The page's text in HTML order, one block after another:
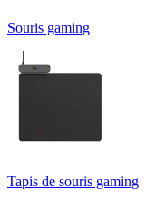
Souris gaming
Tapis de souris gaming